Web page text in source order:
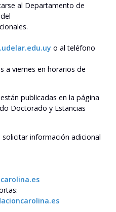
al Departamento de
o al teléfono
a viernes en horarios de
publicadas en la página
Doctorado y Estancias
información adicional